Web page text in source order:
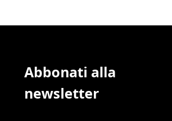
Abbonati alla
newsletter